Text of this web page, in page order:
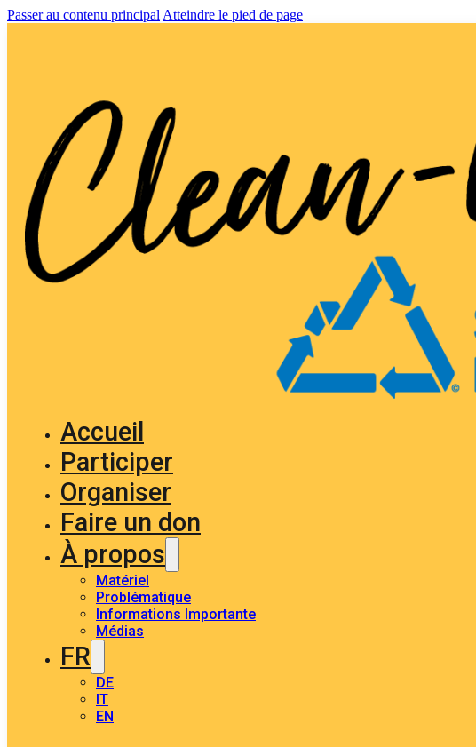
Passer au contenu principal Atteindre le pied de page
Accueil
Participer
Organiser
Faire un don
À propos
Matériel
Problématique
Informations Importante
Médias
FR
DE
IT
EN